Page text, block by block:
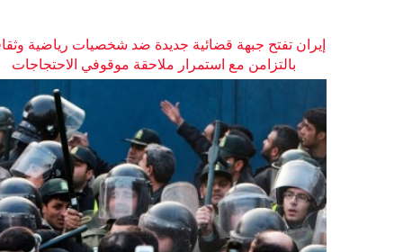
إيران تفتح جبهة قضائية جديدة ضد شخصيات رياضية
بالتزامن مع استمرار ملاحقة موقوفي الاحتجاجات